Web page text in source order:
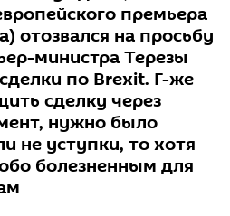
премьера
на просьбу
министра Терезы
по Brexit. Г-же
сделку через
нужно было
не уступки, то хотя
болезненным для